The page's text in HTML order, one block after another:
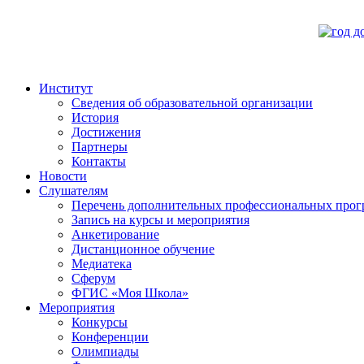
Институт
Сведения об образовательной организации
История
Достижения
Партнеры
Контакты
Новости
Слушателям
Перечень дополнительных профессиональных
Запись на курсы и мероприятия
Анкетирование
Дистанционное обучение
Медиатека
Сферум
ФГИС «Моя Школа»
Мероприятия
Конкурсы
Конференции
Олимпиады